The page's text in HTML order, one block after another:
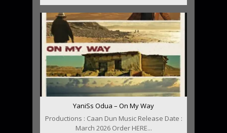
YaniSs Odua – On My Way
Productions : Caan Dun Music Release Date :
March 2026 Order HERE...